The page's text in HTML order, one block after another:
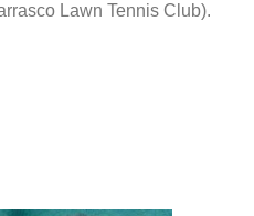
Lawn Tennis Club).